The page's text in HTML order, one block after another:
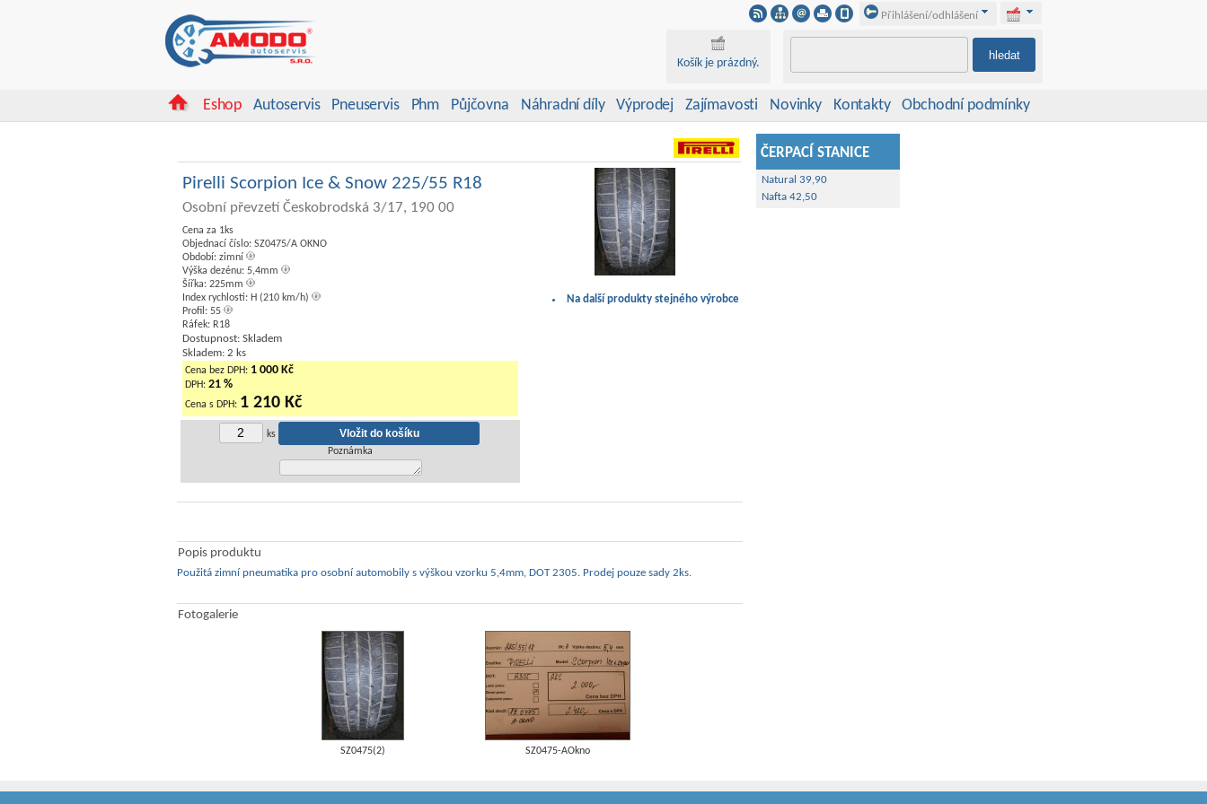
Přihlášení/odhlášení
Košík je prázdný.
Eshop Autoservis Pneuservis Phm Půjčovna Náhradní díly Výprodej Zajímavosti Novinky Kontakty Obchodní podmínky
Na další produkty stejného výrobce
Pirelli Scorpion Ice & Snow 225/55 R18
Osobní převzetí Českobrodská 3/17, 190 00
Cena za 1ks
Objednací číslo: SZ0475/A OKNO
Období: zimní
Výška dezénu: 5,4mm
Šířka: 225mm
Index rychlosti: H (210 km/h)
Profil: 55
Ráfek: R18
Dostupnost: Skladem
Skladem: 2 ks
Cena bez DPH: 1 000 Kč
DPH: 21 %
Cena s DPH: 1 210 Kč
ks
Poznámka
Popis produktu
Použitá zimní pneumatika pro osobní automobily s výškou vzorku 5,4mm, DOT 2305. Prodej pouze sady 2ks.
Fotogalerie
SZ0475(2) SZ0475-AOkno
ČERPACÍ STANICE
Natural 39,90
Nafta 42,50